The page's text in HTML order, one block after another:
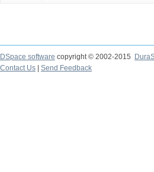
DSpace software copyright © 2002-2015
Contact Us
Send Feedback